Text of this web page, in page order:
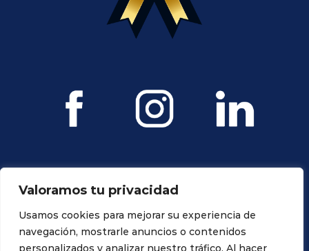
Valoramos tu privacidad
Usamos cookies para mejorar su experiencia de
navegación, mostrarle anuncios o contenidos
personalizados y analizar nuestro tráfico. Al hacer
Todos los derechos reservados. Propiedad de Ravagnani Dental